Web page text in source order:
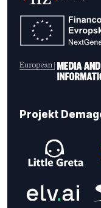
Projekt